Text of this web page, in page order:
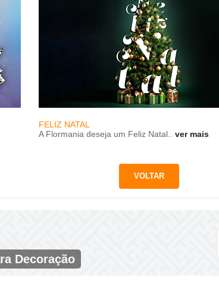
FELIZ NATAL
A Flormania deseja um Feliz Natal..
ver mais
Decoração